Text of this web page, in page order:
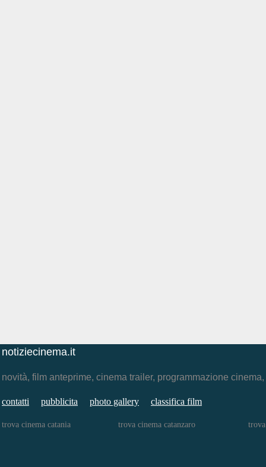
notiziecinema.it
novità, film anteprime, cinema trailer, programmazione
contatti pubblicita photo gallery classifica film
trova cinema catania trova cinema catanzaro